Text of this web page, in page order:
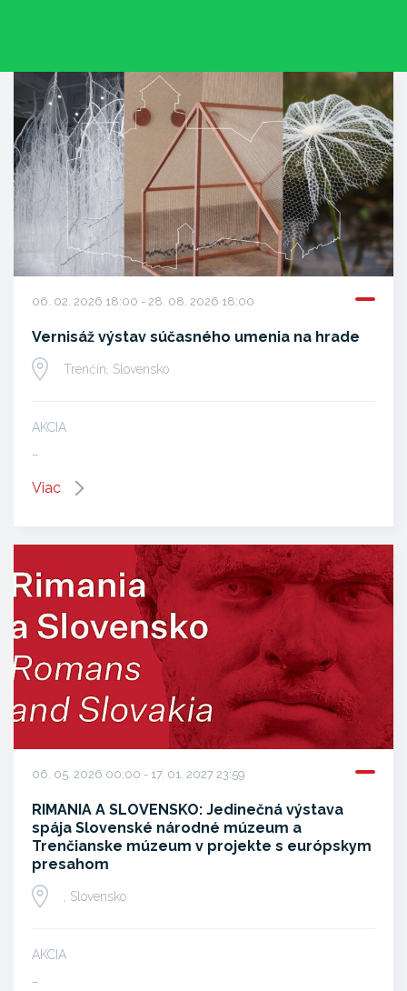
06. 02. 2026 18:00 - 28. 08. 2026 18:00
Vernisáž výstav súčasného umenia na hrade
Trenčín, Slovensko
AKCIA
Viac
06. 05. 2026 00:00 - 17. 01. 2027 23:59
RIMANIA A SLOVENSKO: Jedinečná výstava
spája Slovenské národné múzeum a
Trenčianske múzeum v projekte s európskym
presahom
, Slovensko
AKCIA